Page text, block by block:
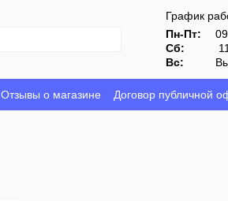
График
Пн-Пт:
Сб:
Вс:
Отзывы о магазине Договор публичной